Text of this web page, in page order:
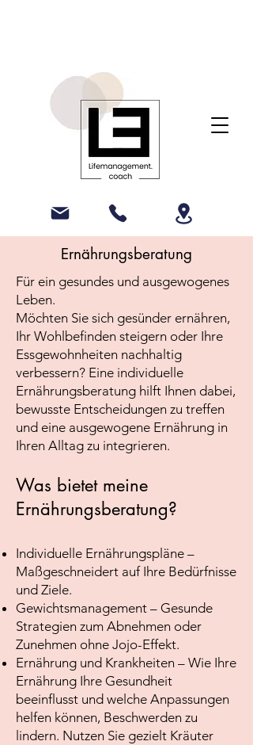
Ernährungsberatung
Für ein gesundes und ausgewogenes
Leben.
Möchten Sie sich gesünder ernähren,
Ihr Wohlbefinden steigern oder Ihre
Essgewohnheiten nachhaltig
verbessern? Eine individuelle
Ernährungsberatung hilft Ihnen dabei,
bewusste Entscheidungen zu treffen
und eine ausgewogene Ernährung in
Ihren Alltag zu integrieren.
Was bietet meine
Ernährungsberatung?
Individuelle Ernährungspläne –
Maßgeschneidert auf Ihre Bedürfnisse
und Ziele.
Gewichtsmanagement – Gesunde
Strategien zum Abnehmen oder
Zunehmen ohne Jojo-Effekt.
Ernährung und Krankheiten – Wie Ihre
Ernährung Ihre Gesundheit
beeinflusst und welche Anpassungen
helfen können, Beschwerden zu
lindern. Nutzen Sie gezielt Kräuter